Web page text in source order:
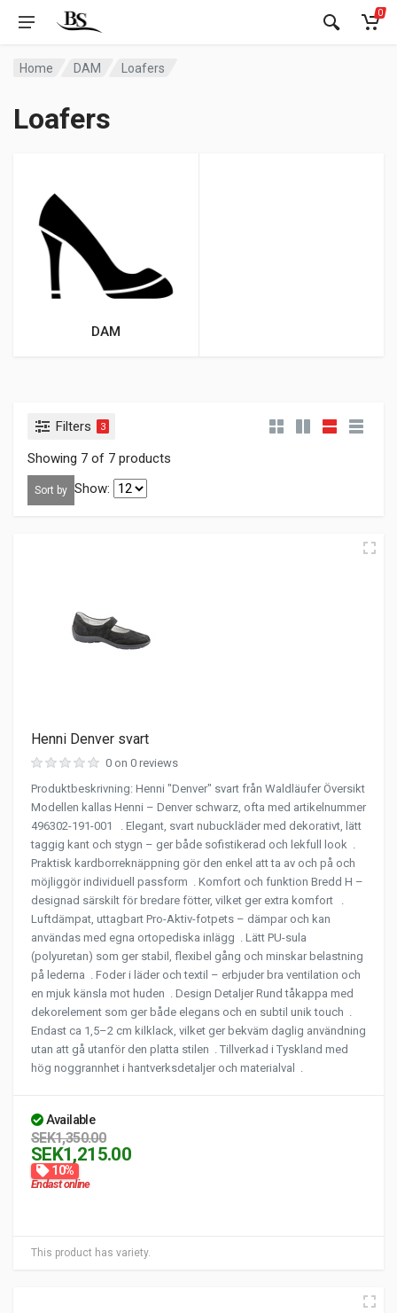
0
Home DAM Loafers
Loafers
DAM
Filters 3
Showing 7 of 7 products
Sort by Show:
This product has variety.
Henni Denver svart
0 on 0 reviews
Produktbeskrivning: Henni "Denver" svart från Waldläufer Översikt
Modellen kallas Henni – Denver schwarz, ofta med artikelnummer
496302-191-001 . Elegant, svart nubuckläder med dekorativt, lätt
taggig kant och stygn – ger både sofistikerad och lekfull look .
Praktisk kardborreknäppning gör den enkel att ta av och på och
möjliggör individuell passform . Komfort och funktion Bredd H –
designad särskilt för bredare fötter, vilket ger extra komfort .
Luftdämpat, uttagbart Pro-Aktiv-fotpets – dämpar och kan
användas med egna ortopediska inlägg . Lätt PU-sula
(polyuretan) som ger stabil, flexibel gång och minskar belastning
på lederna . Foder i läder och textil – erbjuder bra ventilation och
en mjuk känsla mot huden . Design Detaljer Rund tåkappa med
dekorelement som ger både elegans och en subtil unik touch .
Endast ca 1,5–2 cm kilklack, vilket ger bekväm daglig användning
utan att gå utanför den platta stilen . Tillverkad i Tyskland med
hög noggrannhet i hantverksdetaljer och materialval .
Available
SEK1,350.00
SEK1,215.00
10%
Endast online